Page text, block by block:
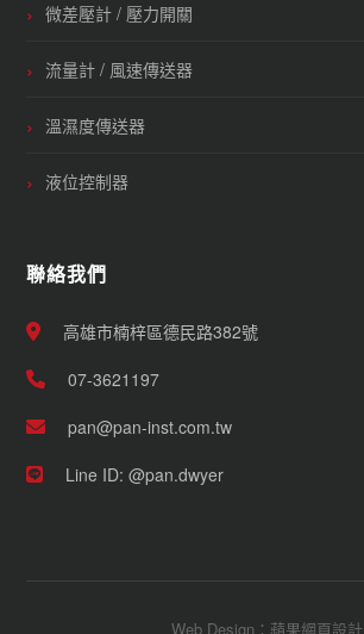
微差壓計 / 壓力開關
流量計 / 風速傳送器
溫濕度傳送器
液位控制器
聯絡我們
高雄市楠梓區德民路382號
07-3621197
pan@pan-inst.com.tw
Line ID: @pan.dwyer
Web Design：蘋果網頁設計